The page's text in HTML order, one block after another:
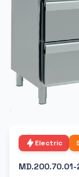
Electric
MD.200.70.01-